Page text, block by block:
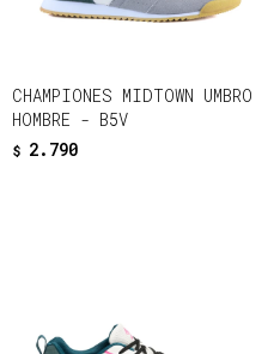
CHAMPIONES MIDTOWN UMBRO
HOMBRE - B5V
$ 2.790